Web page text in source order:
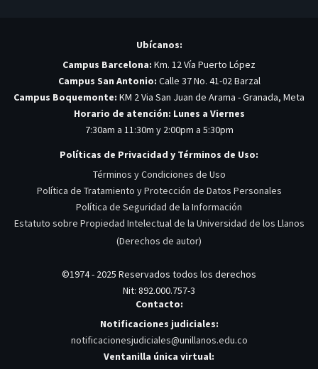
Ubícanos:
Campus Barcelona: Km. 12 Vía Puerto López
Campus San Antonio: Calle 37 No. 41-02 Barzal
Campus Boquemonte: KM 2 Via San Juan de Arama - Granada, Meta
Horario de atención: Lunes a Viernes
7:30am a 11:30m y 2:00pm a 5:30pm
Políticas de Privacidad y Términos de Uso:
Términos y Condiciones de Uso
Política de Tratamiento y Protección de Datos Personales
Política de Seguridad de la Información
Estatuto sobre Propiedad Intelectual de la Universidad de los Llanos
(Derechos de autor)
©1974 - 2025 Reservados todos los derechos
Nit: 892.000.757-3
Contacto:
Notificaciones judiciales:
notificacionesjudiciales@unillanos.edu.co
Ventanilla única virtual: